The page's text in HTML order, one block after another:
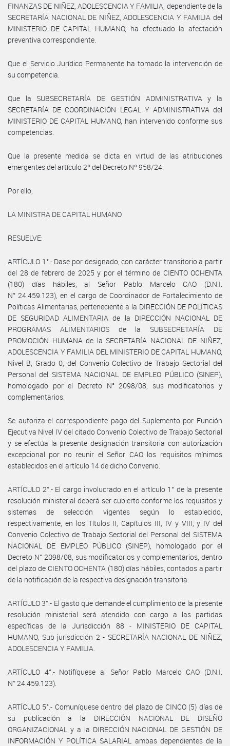
FINANZAS DE NIÑEZ, ADOLESCENCIA Y FAMILIA, dependiente de la
SECRETARÍA NACIONAL DE NIÑEZ, ADOLESCENCIA Y FAMILIA del
MINISTERIO DE CAPITAL HUMANO, ha efectuado la afectación
preventiva correspondiente.
Que el Servicio Jurídico Permanente ha tomado la intervención de
su competencia.
Que la SUBSECRETARÍA DE GESTIÓN ADMINISTRATIVA y la
SECRETARÍA DE COORDINACIÓN LEGAL Y ADMINISTRATIVA del
MINISTERIO DE CAPITAL HUMANO, han intervenido conforme sus
competencias.
Que la presente medida se dicta en virtud de las atribuciones
emergentes del artículo 2º del Decreto Nº 958/24.
Por ello,
LA MINISTRA DE CAPITAL HUMANO
RESUELVE:
ARTÍCULO 1°.- Dase por designado, con carácter transitorio a partir
del 28 de febrero de 2025 y por el término de CIENTO OCHENTA
(180) días hábiles, al Señor Pablo Marcelo CAO (D.N.I.
N° 24.459.123), en el cargo de Coordinador de Fortalecimiento de
Políticas Alimentarias, perteneciente a la DIRECCIÓN DE POLÍTICAS
DE SEGURIDAD ALIMENTARIA de la DIRECCIÓN NACIONAL DE
PROGRAMAS ALIMENTARIOS de la SUBSECRETARÍA DE
PROMOCIÓN HUMANA de la SECRETARÍA NACIONAL DE NIÑEZ,
ADOLESCENCIA Y FAMILIA DEL MINISTERIO DE CAPITAL HUMANO,
Nivel B, Grado 0, del Convenio Colectivo de Trabajo Sectorial del
Personal del SISTEMA NACIONAL DE EMPLEO PÚBLICO (SINEP),
homologado por el Decreto N° 2098/08, sus modificatorios y
complementarios.
Se autoriza el correspondiente pago del Suplemento por Función
Ejecutiva Nivel IV del citado Convenio Colectivo de Trabajo Sectorial
y se efectúa la presente designación transitoria con autorización
excepcional por no reunir el Señor CAO los requisitos mínimos
establecidos en el artículo 14 de dicho Convenio.
ARTÍCULO 2°.- El cargo involucrado en el artículo 1° de la presente
resolución ministerial deberá ser cubierto conforme los requisitos y
sistemas de selección vigentes según lo establecido,
respectivamente, en los Títulos II, Capítulos III, IV y VIII, y IV del
Convenio Colectivo de Trabajo Sectorial del Personal del SISTEMA
NACIONAL DE EMPLEO PÚBLICO (SINEP), homologado por el
Decreto N° 2098/08, sus modificatorios y complementarios, dentro
del plazo de CIENTO OCHENTA (180) días hábiles, contados a partir
de la notificación de la respectiva designación transitoria.
ARTÍCULO 3°.- El gasto que demande el cumplimiento de la presente
resolución ministerial será atendido con cargo a las partidas
específicas de la Jurisdicción 88 - MINISTERIO DE CAPITAL
HUMANO, Sub jurisdicción 2 - SECRETARÍA NACIONAL DE NIÑEZ,
ADOLESCENCIA Y FAMILIA.
ARTÍCULO 4°.- Notifíquese al Señor Pablo Marcelo CAO (D.N.I.
N° 24.459.123).
ARTÍCULO 5°.- Comuníquese dentro del plazo de CINCO (5) días de
su publicación a la DIRECCIÓN NACIONAL DE DISEÑO
ORGANIZACIONAL y a la DIRECCIÓN NACIONAL DE GESTIÓN DE
INFORMACIÓN Y POLÍTICA SALARIAL ambas dependientes de la